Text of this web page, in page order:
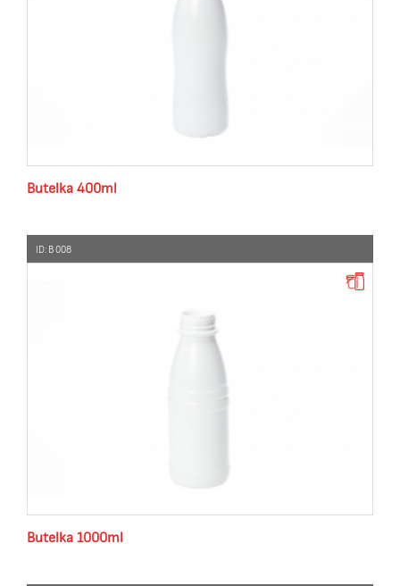
Butelka 400ml
ID: B 008
Butelka 1000ml